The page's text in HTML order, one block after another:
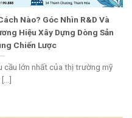
Nào? Góc Nhìn R&D Và
Hiệu Xây Dựng Dòng Sản
Chiến Lược
cầu lớn nhất của thị trường mỹ